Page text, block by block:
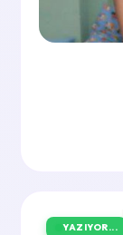
YAZIYOR...